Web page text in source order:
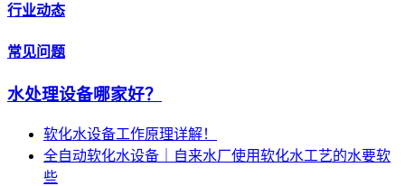
行业动态
常见问题
水处理设备哪家好？
软化水设备工作原理详解！
全自动软化水设备｜自来水厂使用软化水工艺的水要软
些